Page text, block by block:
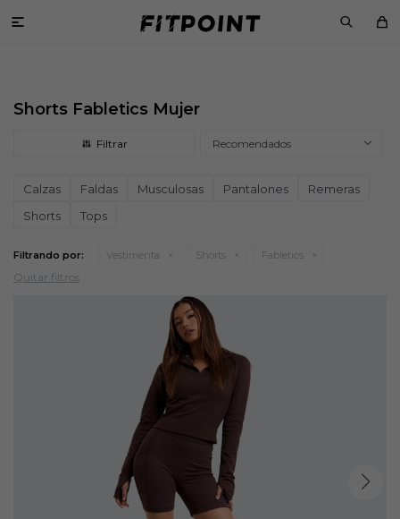

Shorts Fabletics Mujer
Recomendados
Calzas Faldas Musculosas Pantalones
Remeras
Shorts
Tops
Filtrando por: Vestimenta Shorts Fabletics
Quitar filtros